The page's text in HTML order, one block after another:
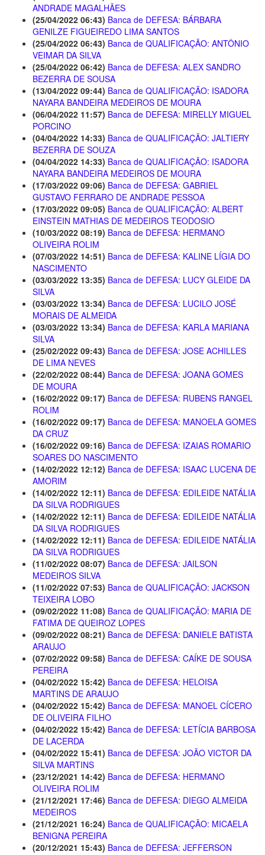
ANDRADE MAGALHÃES
(25/04/2022 06:43) Banca de DEFESA: BÁRBARA
GENILZE FIGUEIREDO LIMA SANTOS
(25/04/2022 06:43) Banca de QUALIFICAÇÃO: ANTÔNIO
VEIMAR DA SILVA
(25/04/2022 06:42) Banca de DEFESA: ALEX SANDRO
BEZERRA DE SOUSA
(13/04/2022 09:44) Banca de QUALIFICAÇÃO: ISADORA
NAYARA BANDEIRA MEDEIROS DE MOURA
(06/04/2022 11:57) Banca de DEFESA: MIRELLY MIGUEL
PORCINO
(04/04/2022 14:33) Banca de QUALIFICAÇÃO: JALTIERY
BEZERRA DE SOUZA
(04/04/2022 14:33) Banca de QUALIFICAÇÃO: ISADORA
NAYARA BANDEIRA MEDEIROS DE MOURA
(17/03/2022 09:06) Banca de DEFESA: GABRIEL
GUSTAVO FERRARO DE ANDRADE PESSOA
(17/03/2022 09:05) Banca de QUALIFICAÇÃO: ALBERT
EINSTEIN MATHIAS DE MEDEIROS TEODOSIO
(10/03/2022 08:19) Banca de DEFESA: HERMANO
OLIVEIRA ROLIM
(07/03/2022 14:51) Banca de DEFESA: KALINE LÍGIA DO
NASCIMENTO
(03/03/2022 13:35) Banca de DEFESA: LUCY GLEIDE DA
SILVA
(03/03/2022 13:34) Banca de DEFESA: LUCILO JOSÉ
MORAIS DE ALMEIDA
(03/03/2022 13:34) Banca de DEFESA: KARLA MARIANA
SILVA
(25/02/2022 09:43) Banca de DEFESA: JOSE ACHILLES
DE LIMA NEVES
(22/02/2022 08:44) Banca de DEFESA: JOANA GOMES
DE MOURA
(16/02/2022 09:17) Banca de DEFESA: RUBENS RANGEL
ROLIM
(16/02/2022 09:17) Banca de DEFESA: MANOELA GOMES
DA CRUZ
(16/02/2022 09:16) Banca de DEFESA: IZAIAS ROMARIO
SOARES DO NASCIMENTO
(14/02/2022 12:12) Banca de DEFESA: ISAAC LUCENA DE
AMORIM
(14/02/2022 12:11) Banca de DEFESA: EDILEIDE NATÁLIA
DA SILVA RODRIGUES
(14/02/2022 12:11) Banca de DEFESA: EDILEIDE NATÁLIA
DA SILVA RODRIGUES
(14/02/2022 12:11) Banca de DEFESA: EDILEIDE NATÁLIA
DA SILVA RODRIGUES
(11/02/2022 08:07) Banca de DEFESA: JAILSON
MEDEIROS SILVA
(11/02/2022 07:53) Banca de QUALIFICAÇÃO: JACKSON
TEIXEIRA LOBO
(09/02/2022 11:08) Banca de QUALIFICAÇÃO: MARIA DE
FATIMA DE QUEIROZ LOPES
(09/02/2022 08:21) Banca de DEFESA: DANIELE BATISTA
ARAUJO
(07/02/2022 09:58) Banca de DEFESA: CAÍKE DE SOUSA
PEREIRA
(04/02/2022 15:42) Banca de DEFESA: HELOISA
MARTINS DE ARAUJO
(04/02/2022 15:42) Banca de DEFESA: MANOEL CÍCERO
DE OLIVEIRA FILHO
(04/02/2022 15:42) Banca de DEFESA: LETÍCIA BARBOSA
DE LACERDA
(04/02/2022 15:41) Banca de DEFESA: JOÃO VICTOR DA
SILVA MARTINS
(23/12/2021 14:42) Banca de DEFESA: HERMANO
OLIVEIRA ROLIM
(21/12/2021 17:46) Banca de DEFESA: DIEGO ALMEIDA
MEDEIROS
(21/12/2021 16:24) Banca de QUALIFICAÇÃO: MICAELA
BENIGNA PEREIRA
(20/12/2021 15:43) Banca de DEFESA: JEFFERSON